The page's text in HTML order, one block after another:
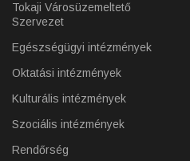
Tokaji Városüzemeltető
Szervezet
Egészségügyi intézmények
Oktatási intézmények
Kulturális intézmények
Szociális intézmények
Rendőrség